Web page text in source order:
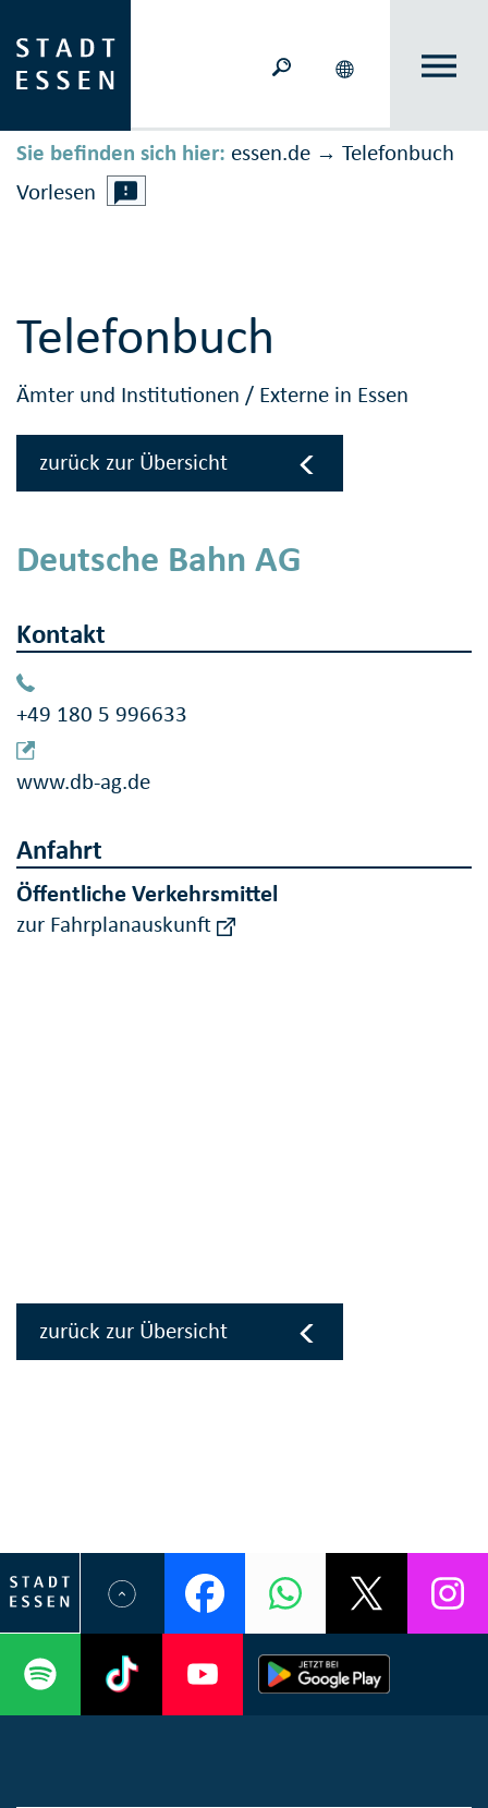
Sie befinden sich hier: essen.de → Telefonbuch
Vorlesen
Telefonbuch
Ämter und Institutionen / Externe in Essen
zurück zur Übersicht
Deutsche Bahn AG
Kontakt
+49 180 5 996633
www.db-ag.de
Anfahrt
Öffentliche Verkehrsmittel
zur Fahrplanauskunft
zurück zur Übersicht